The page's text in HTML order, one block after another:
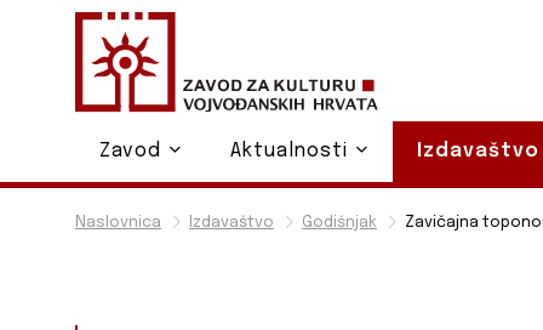
Naslovnica Izdavaštvo Godišnjak Zavičajna
Zavod Aktualnosti